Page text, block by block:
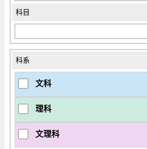
科目
科系
文科
理科
文理科